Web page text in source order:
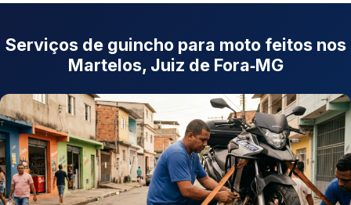
Serviços de guincho para moto feitos nos
Martelos, Juiz de Fora‑MG